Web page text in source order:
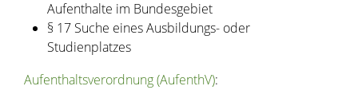
Aufenthalte im Bundesgebiet
§ 17 Suche eines Ausbildungs- oder
Studienplatzes
Aufenthaltsverordnung (AufenthV):